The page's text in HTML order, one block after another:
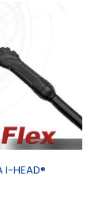
I-HEAD®